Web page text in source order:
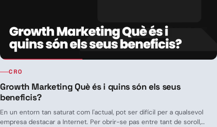
CRO
Growth Marketing Què és i quins són els seus
beneficis?
En un entorn tan saturat com l'actual, pot ser difícil per a qualsevol
empresa destacar a Internet. Per obrir-se pas entre tant de soroll,